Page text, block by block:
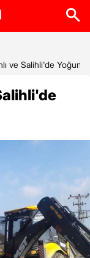
ve Salihli'de Yoğun